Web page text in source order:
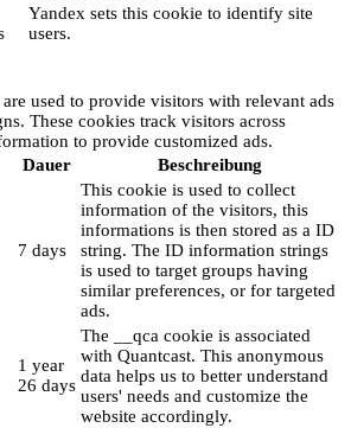
Yandex sets this cookie to identify site
users.
used to provide visitors with relevant ads
These cookies track visitors across
to provide customized ads.
Dauer Beschreibung
7 days
This cookie is used to collect
information of the visitors, this
informations is then stored as a ID
string. The ID information strings
is used to target groups having
similar preferences, or for targeted
ads.
1 year
26 days
The __qca cookie is associated
with Quantcast. This anonymous
data helps us to better understand
users' needs and customize the
website accordingly.